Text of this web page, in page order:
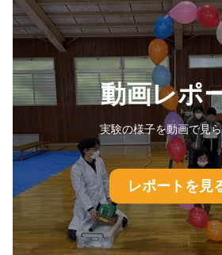
動画レポ
実験の様子を動画で見
レポートを見